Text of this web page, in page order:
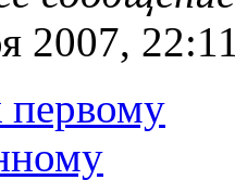
2007,